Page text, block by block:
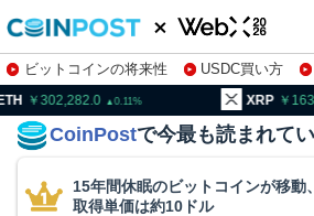
ビットコインの将来性 USDC買い方
株特集・関連銘柄
0.11 XRP 163.51
CoinPostで今最も読まれて
15年間休眠のビットコインが移動
取得単価は約10ドル